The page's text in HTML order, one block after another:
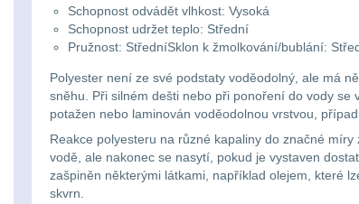
Schopnost odvádět vlhkost: Vysoká
Schopnost udržet teplo: Střední
Pružnost: StředníSklon k žmolkování/bublání:
Polyester není ze své podstaty voděodolný, ale má
sněhu. Při silném dešti nebo při ponoření do vody
potažen nebo laminován voděodolnou vrstvou,
Reakce polyesteru na různé kapaliny do značné
vodě, ale nakonec se nasytí, pokud je vystaven
zašpiněn některými látkami, například olejem, které
skvrn.